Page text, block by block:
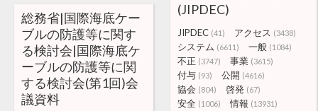
(JIPDEC)
JIPDEC (41) アクセス (3438)
システム (6611) 一般 (1084)
不正 (3747) 事業 (3615)
付与 (93) 公開 (4616)
協会 (804) 啓発 (67)
安全 (1006) 情報 (13931)
総務省|国際海底ケー
ブルの防護等に関す
る検討会|国際海底ケ
ーブルの防護等に関
する検討会(第1回)会
議資料